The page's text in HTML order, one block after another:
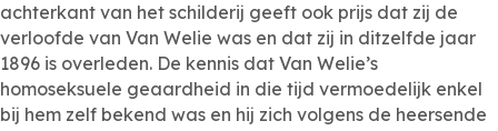
achterkant van het schilderij geeft ook prijs dat zij de
verloofde van Van Welie was en dat zij in ditzelfde jaar
1896 is overleden. De kennis dat Van Welie’s
homoseksuele geaardheid in die tijd vermoedelijk enkel
bij hem zelf bekend was en hij zich volgens de heersende